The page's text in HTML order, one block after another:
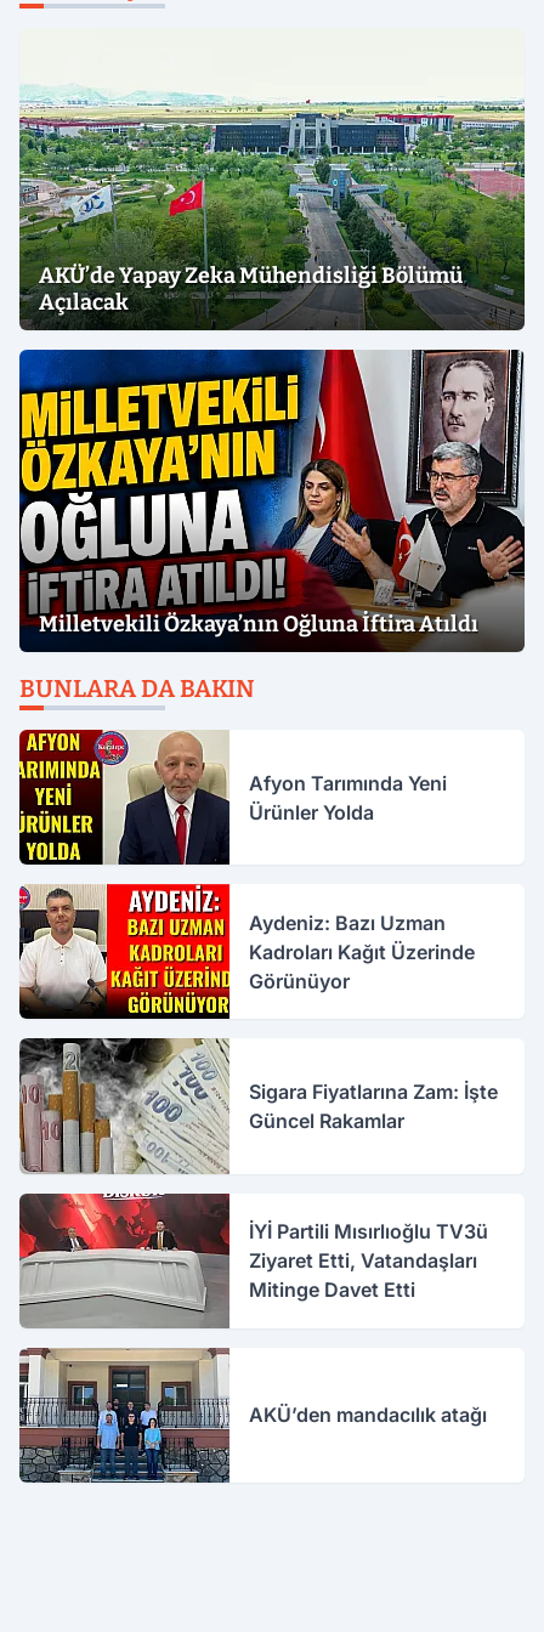
AKÜ’de Yapay Zeka Mühendisliği Bölümü
Açılacak
Milletvekili Özkaya’nın Oğluna İftira Atıldı
BUNLARA DA BAKIN
Afyon Tarımında Yeni
Ürünler Yolda
Aydeniz: Bazı Uzman
Kadroları Kağıt Üzerinde
Görünüyor
Sigara Fiyatlarına Zam: İşte
Güncel Rakamlar
İYİ Partili Mısırlıoğlu TV3ü
Ziyaret Etti, Vatandaşları
Mitinge Davet Etti
AKÜ’den mandacılık atağı